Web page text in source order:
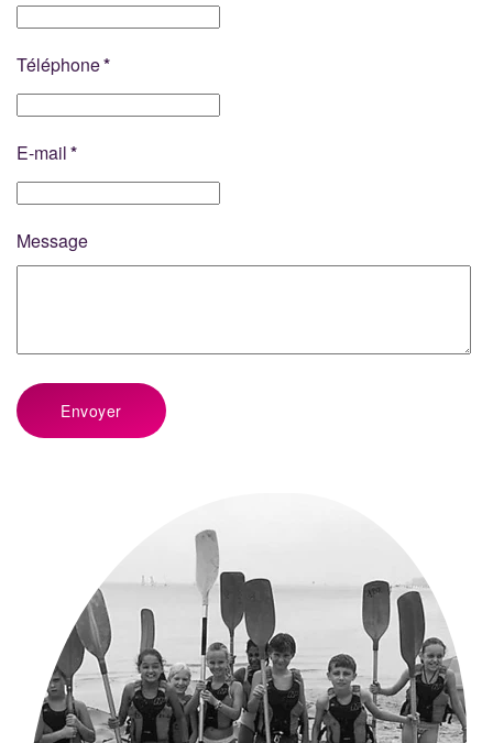
Téléphone*
E-mail*
Message
Envoyer